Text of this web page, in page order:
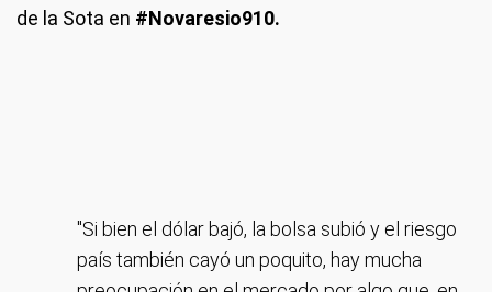
de la Sota en #Novaresio910.
"Si bien el dólar bajó, la bolsa subió y el riesgo
país también cayó un poquito, hay mucha